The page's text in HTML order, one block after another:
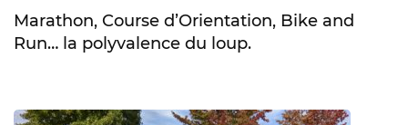
Marathon, Course d’Orientation, Bike and
Run… la polyvalence du loup.